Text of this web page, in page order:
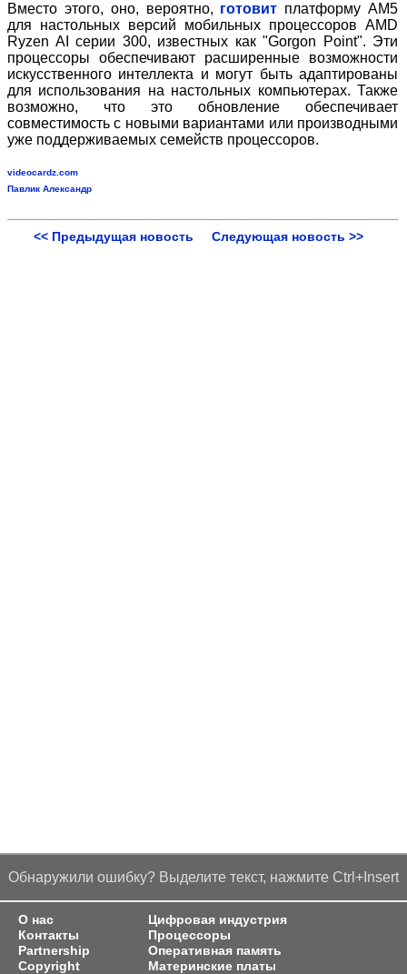
Вместо этого, оно, вероятно, готовит платформу AM5
для настольных версий мобильных процессоров AMD
Ryzen AI серии 300, известных как "Gorgon Point". Эти
процессоры обеспечивают расширенные возможности
искусственного интеллекта и могут быть адаптированы
для использования на настольных компьютерах. Также
возможно, что это обновление обеспечивает
совместимость с новыми вариантами или производными
уже поддерживаемых семейств процессоров.
videocardz.com
Павлик Александр
<< Предыдущая новость Следующая новость >>
Обнаружили ошибку? Выделите текст, нажмите Ctrl+Insert
О нас
Контакты
Partnership
Copyright
Цифровая индустрия
Процессоры
Оперативная память
Материнские платы